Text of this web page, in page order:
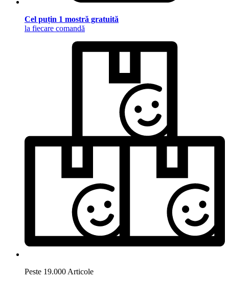
Cel puțin 1 mostră gratuită
la fiecare comandă
Peste 19.000 Articole